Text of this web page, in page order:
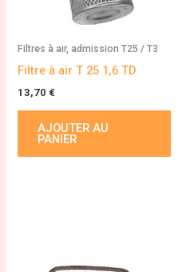
Filtres à air, admission T25 / T3
Filtre à air T 25 1,6 TD
13,70 €
AJOUTER AU
PANIER